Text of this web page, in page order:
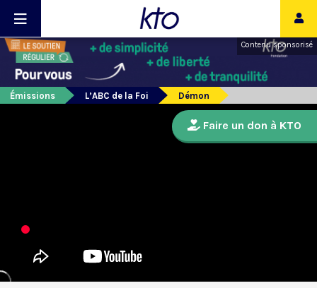
Contenu sponsorisé
Émissions L’ABC de la Foi Démon
Faire un don à KTO